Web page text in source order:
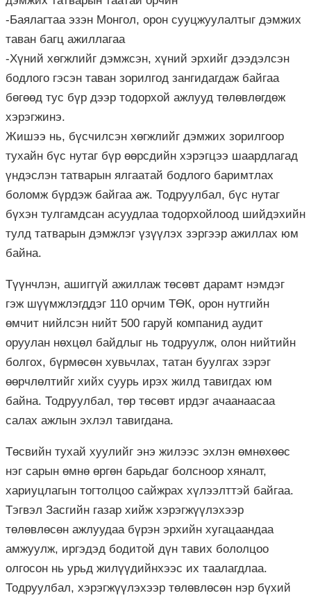
-Баялагтаа эзэн Монгол, орон сууцжуулалтыг дэмжих
таван багц ажиллагаа
-Хүний хөгжлийг дэмжсэн, хүний эрхийг дээдэлсэн
бодлого гэсэн таван зорилгод зангидагдаж байгаа
бөгөөд тус бүр дээр тодорхой ажлууд төлөвлөгдөж
хэрэгжинэ.
Жишээ нь, бүсчилсэн хөгжлийг дэмжих зорилгоор
тухайн бүс нутаг бүр өөрсдийн хэрэгцээ шаардлагад
үндэслэн татварын ялгаатай бодлого баримтлах
боломж бүрдэж байгаа аж. Тодруулбал, бүс нутаг
бүхэн тулгамдсан асуудлаа тодорхойлоод шийдэхийн
тулд татварын дэмжлэг үзүүлэх зэргээр ажиллах юм
байна.
Түүнчлэн, ашиггүй ажиллаж төсөвт дарамт нэмдэг
гэж шүүмжлэгддэг 110 орчим ТӨК, орон нутгийн
өмчит нийлсэн нийт 500 гаруй компанид аудит
оруулан нөхцөл байдлыг нь тодруулж, олон нийтийн
болгох, бүрмөсөн хувьчлах, татан буулгах зэрэг
өөрчлөлтийг хийх суурь ирэх жилд тавигдах юм
байна. Тодруулбал, төр төсөвт ирдэг ачаанаасаа
салах ажлын эхлэл тавигдана.
Төсвийн тухай хуулийг энэ жилээс эхлэн өмнөхөөс
нэг сарын өмнө өргөн барьдаг болсноор хяналт,
хариуцлагын тогтолцоо сайжрах хүлээлттэй байгаа.
Тэгвэл Засгийн газар хийж хэрэгжүүлэхээр
төлөвлөсөн ажлуудаа бүрэн эрхийн хугацаандаа
амжуулж, иргэдэд бодитой дүн тавих бололцоо
олгосон нь урьд жилүүдийнхээс их таалагдлаа.
Тодруулбал, хэрэгжүүлэхээр төлөвлөсөн нэр бүхий